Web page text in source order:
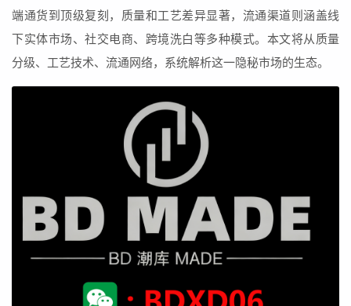
端通货到顶级复刻，质量和工艺差异显著，流通渠道则涵盖线
下实体市场、社交电商、跨境洗白等多种模式。本文将从质量
分级、工艺技术、流通网络，系统解析这一隐秘市场的生态。